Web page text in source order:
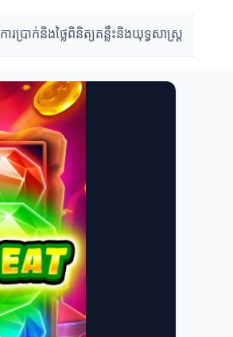
ការប្រាក់និងថ្លៃពិនិត្យគន្លឹះនិងយុទ្ធសាស្រ្ត